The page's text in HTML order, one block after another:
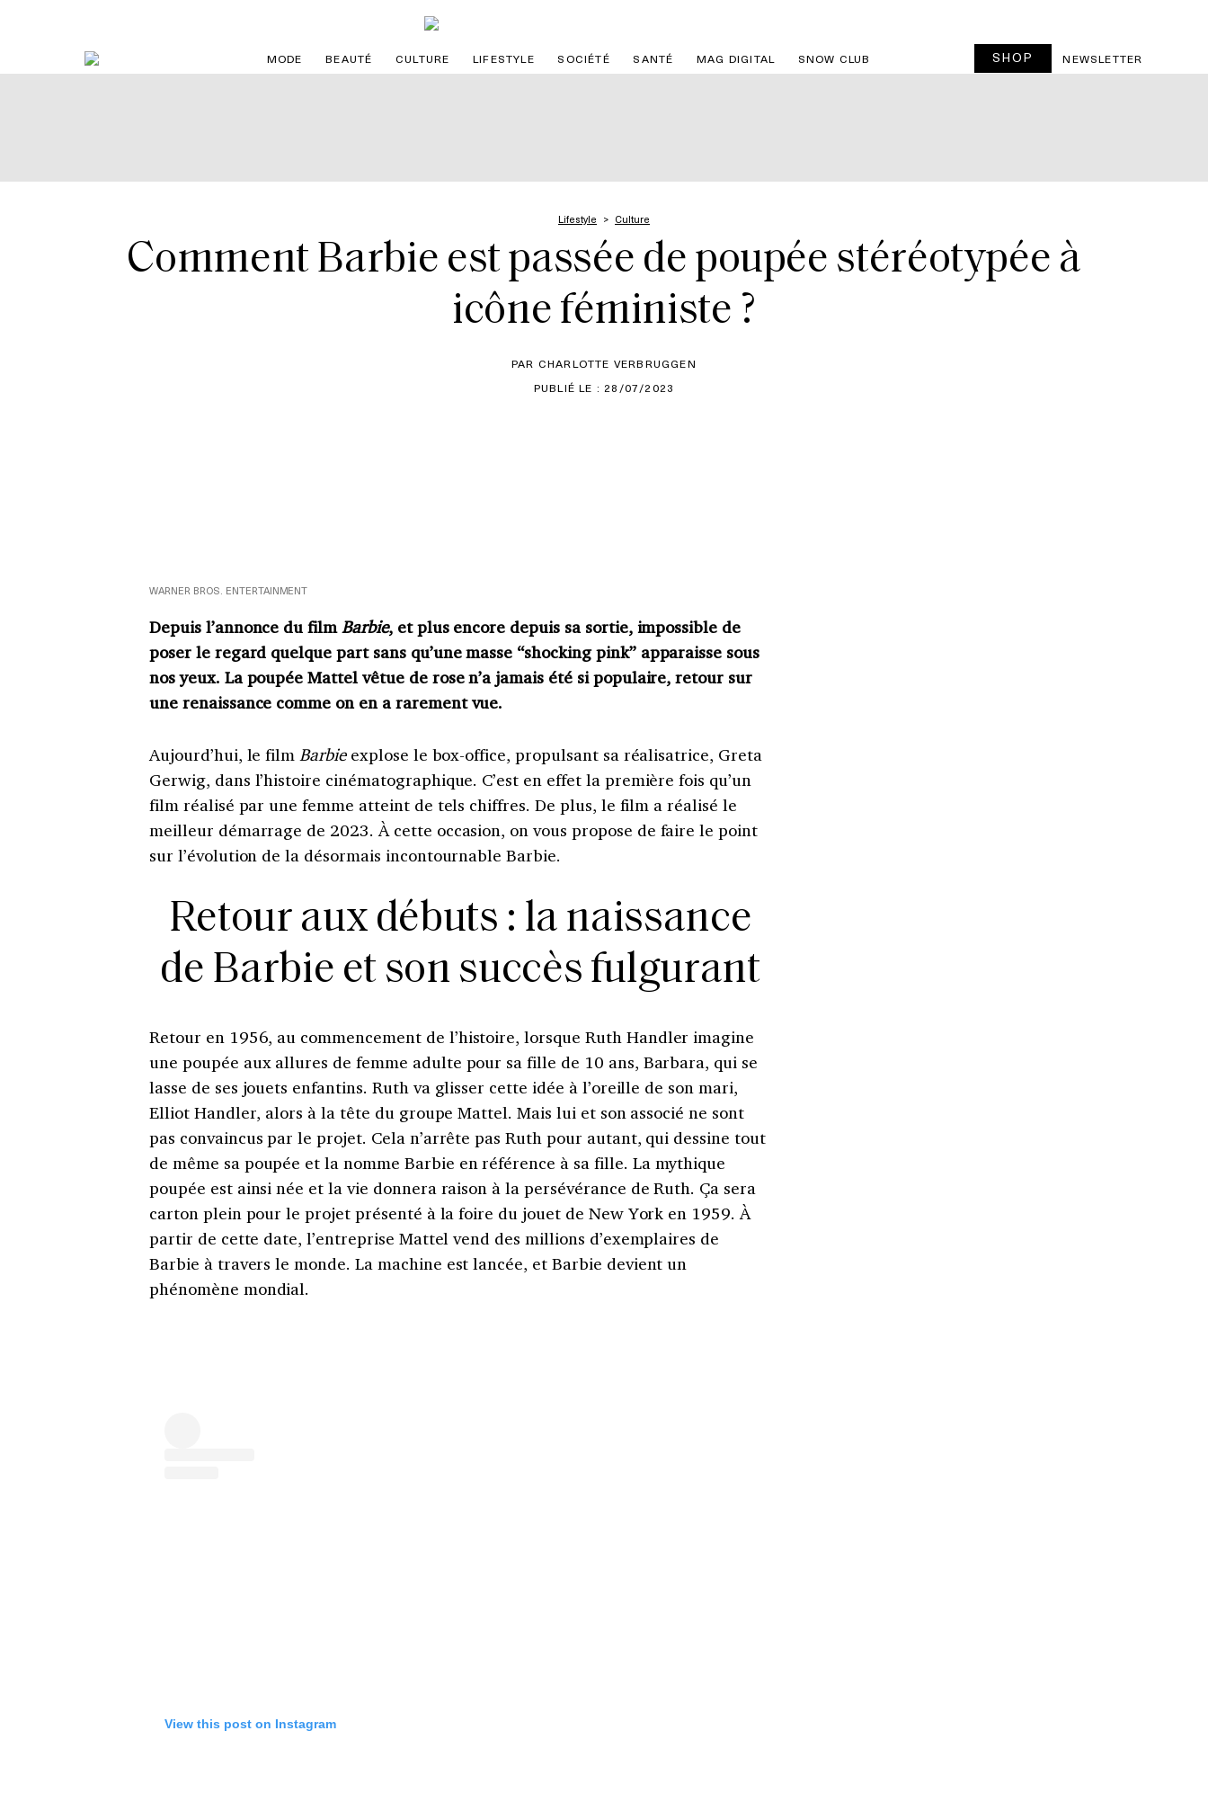
MODE BEAUTÉ CULTURE LIFESTYLE SOCIÉTÉ SANTÉ MAG DIGITAL SNOW CLUB SHOP NEWSLETTER
Lifestyle Culture
Comment Barbie est passée de poupée stéréotypée à
icône féministe ?
PAR CHARLOTTE VERBRUGGEN
PUBLIÉ LE : 28/07/2023
WARNER BROS. ENTERTAINMENT
Depuis l’annonce du filmBarbie, et plus encore depuis sa sortie, impossible de
poser le regard quelque part sans qu’une masse “shocking pink” apparaisse sous
nos yeux. La poupée Mattel vêtue de rose n’a jamais été si populaire, retour sur
une renaissance comme on en a rarement vue.
Aujourd’hui, le filmBarbieexplose le box-office, propulsant sa réalisatrice, Greta
Gerwig, dans l’histoire cinématographique. C’est en effet la première fois qu’un
film réalisé par une femme atteint de tels chiffres. De plus, le film a réalisé le
meilleur démarrage de 2023. À cette occasion, on vous propose de faire le point
sur l’évolution de la désormais incontournable Barbie.
Retour aux débuts : la naissance
de Barbie et son succès fulgurant
Retour en 1956, au commencement de l’histoire, lorsque Ruth Handler imagine
une poupée aux allures de femme adulte pour sa fille de 10 ans, Barbara, qui se
lasse de ses jouets enfantins. Ruth va glisser cette idée à l’oreille de son mari,
Elliot Handler, alors à la tête du groupe Mattel. Mais lui et son associé ne sont
pas convaincus par le projet. Cela n’arrête pas Ruth pour autant, qui dessine tout
de même sa poupée et la nomme Barbie en référence à sa fille. La mythique
poupée est ainsi née et la vie donnera raison à la persévérance de Ruth. Ça sera
carton plein pour le projet présenté à la foire du jouet de New York en 1959. À
partir de cette date, l’entreprise Mattel vend des millions d’exemplaires de
Barbie à travers le monde. La machine est lancée, et Barbie devient un
phénomène mondial.
View this post on Instagram